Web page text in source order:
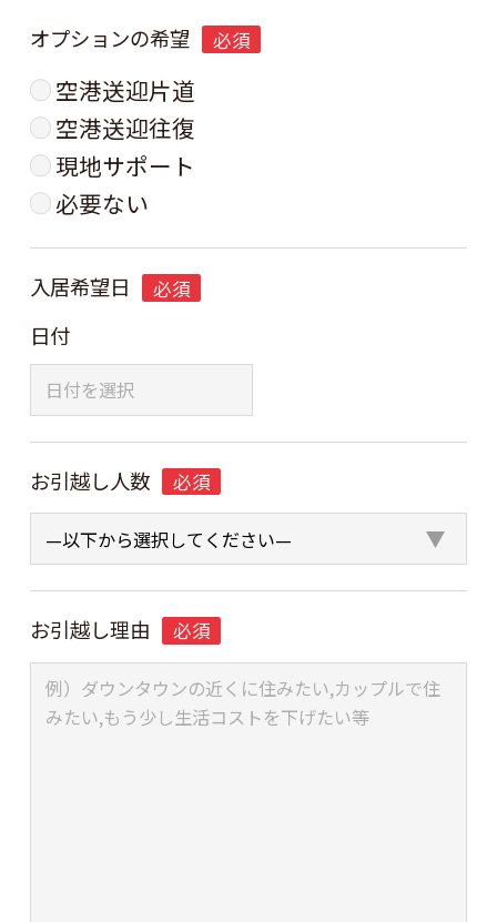
オプションの希望 必須
空港送迎片道
空港送迎往復
現地サポート
必要ない
入居希望日 必須
日付
お引越し人数 必須
お引越し理由 必須